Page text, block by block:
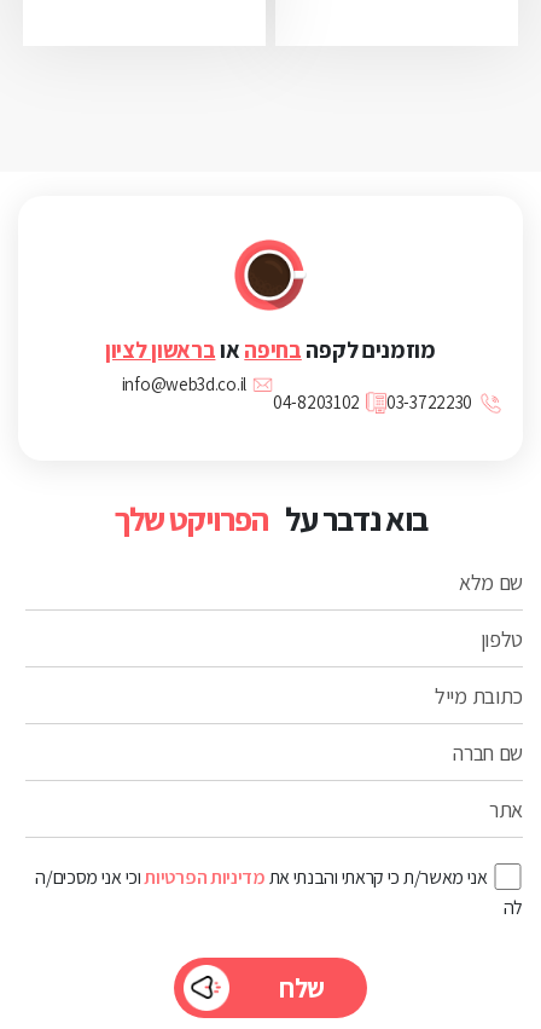
בוא נדבר על הפרויקט שלך
שם מלא
טלפון
כתובת מייל
שם חברה
אתר
אני מאשר/ת כי קראתי והבנתי אתמדיניות הפרטיותוכי אני מסכים/ה
לה
מוזמנים לקפה בחיפה אובראשון לציון
03-3722230
04-8203102
info@web3d.co.il